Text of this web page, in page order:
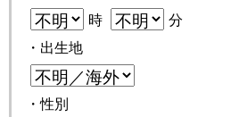
時
分
・出生地
・性別